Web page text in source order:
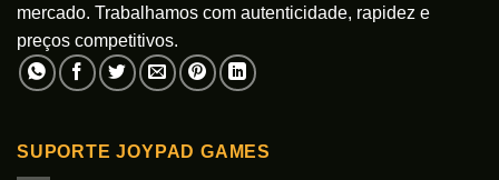
mercado. Trabalhamos com autenticidade, rapidez e
preços competitivos.
SUPORTE JOYPAD GAMES